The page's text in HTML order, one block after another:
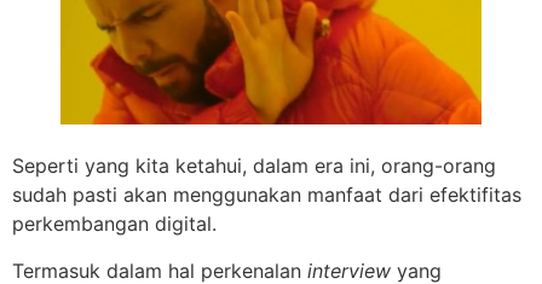
Seperti yang kita ketahui, dalam era ini, orang-orang
sudah pasti akan menggunakan manfaat dari efektifitas
perkembangan digital.
Termasuk dalam hal perkenalan interview yang